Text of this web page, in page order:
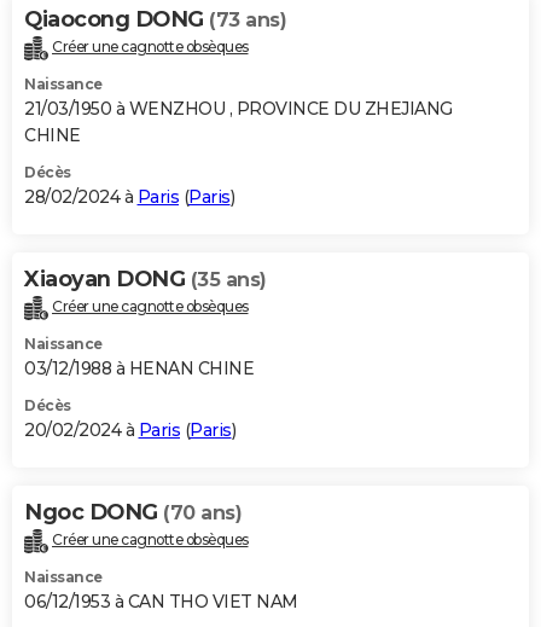
Qiaocong DONG (73 ans)
Créer une cagnotte obsèques
Naissance
21/03/1950 à WENZHOU , PROVINCE DU ZHEJIANG
CHINE
Décès
28/02/2024 à Paris (Paris)
Xiaoyan DONG (35 ans)
Créer une cagnotte obsèques
Naissance
03/12/1988 à HENAN CHINE
Décès
20/02/2024 à Paris (Paris)
Ngoc DONG (70 ans)
Créer une cagnotte obsèques
Naissance
06/12/1953 à CAN THO VIET NAM